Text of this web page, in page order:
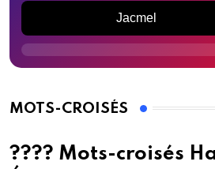
Jacmel
MOTS-CROISÉS
???? Mots-croisés